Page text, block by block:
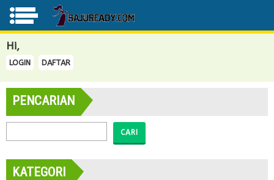
Hi,
LOGIN DAFTAR
PENCARIAN
CARI
KATEGORI